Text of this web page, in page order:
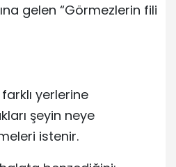
gelen “Görmezlerin fili
yerlerine
şeyin neye
istenir.